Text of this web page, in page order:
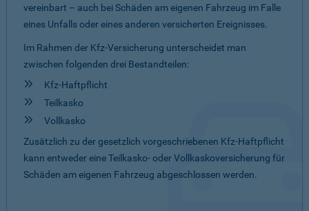
vereinbart – auch bei Schäden am eigenen Fahrzeug im Falle
eines Unfalls oder eines anderen versicherten Ereignisses.
Im Rahmen der Kfz-Versicherung unterscheidet man
zwischen folgenden drei Bestandteilen:
Kfz-Haftpflicht
Teilkasko
Vollkasko
Zusätzlich zu der gesetzlich vorgeschriebenen Kfz-Haftpflicht
kann entweder eine Teilkasko- oder Vollkaskoversicherung für
Schäden am eigenen Fahrzeug abgeschlossen werden.